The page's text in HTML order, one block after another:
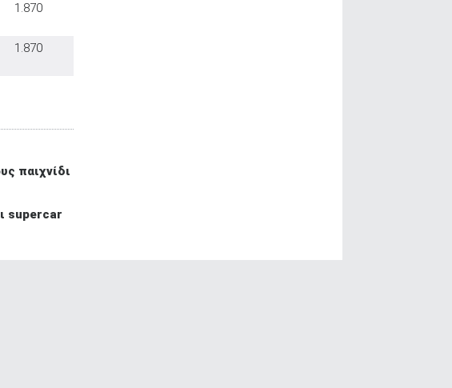
1.870
1.870
παιχνίδι
supercar